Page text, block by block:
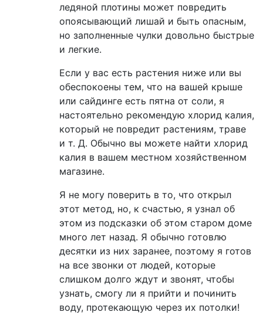
ледяной плотины может повредить
опоясывающий лишай и быть опасным,
но заполненные чулки довольно быстрые
и легкие.
Если у вас есть растения ниже или вы
обеспокоены тем, что на вашей крыше
или сайдинге есть пятна от соли, я
настоятельно рекомендую хлорид калия,
который не повредит растениям, траве
и т. Д. Обычно вы можете найти хлорид
калия в вашем местном хозяйственном
магазине.
Я не могу поверить в то, что открыл
этот метод, но, к счастью, я узнал об
этом из подсказки об этом старом доме
много лет назад. Я обычно готовлю
десятки из них заранее, поэтому я готов
на все звонки от людей, которые
слишком долго ждут и звонят, чтобы
узнать, смогу ли я прийти и починить
воду, протекающую через их потолки!